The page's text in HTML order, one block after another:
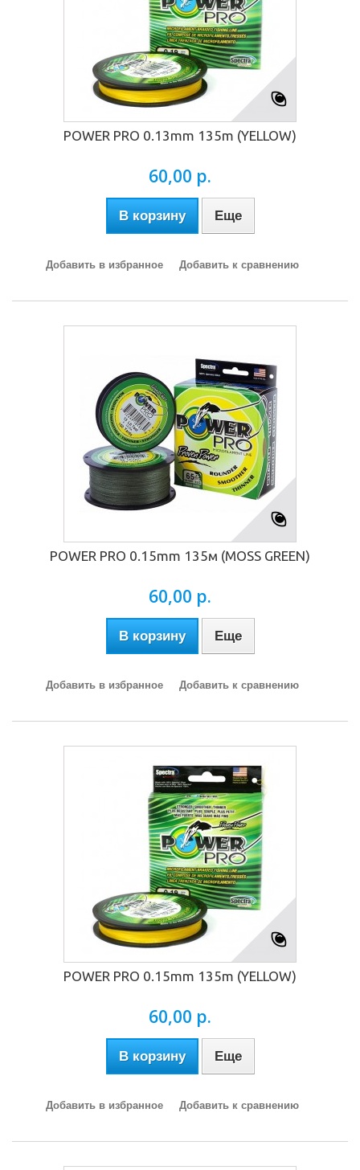
POWER PRO 0.13mm 135m (YELLOW)
60,00 р.
В корзину Еще
Добавить в избранное Добавить к сравнению
POWER PRO 0.15mm 135м (MOSS GREEN)
60,00 р.
В корзину Еще
Добавить в избранное Добавить к сравнению
POWER PRO 0.15mm 135m (YELLOW)
60,00 р.
В корзину Еще
Добавить в избранное Добавить к сравнению